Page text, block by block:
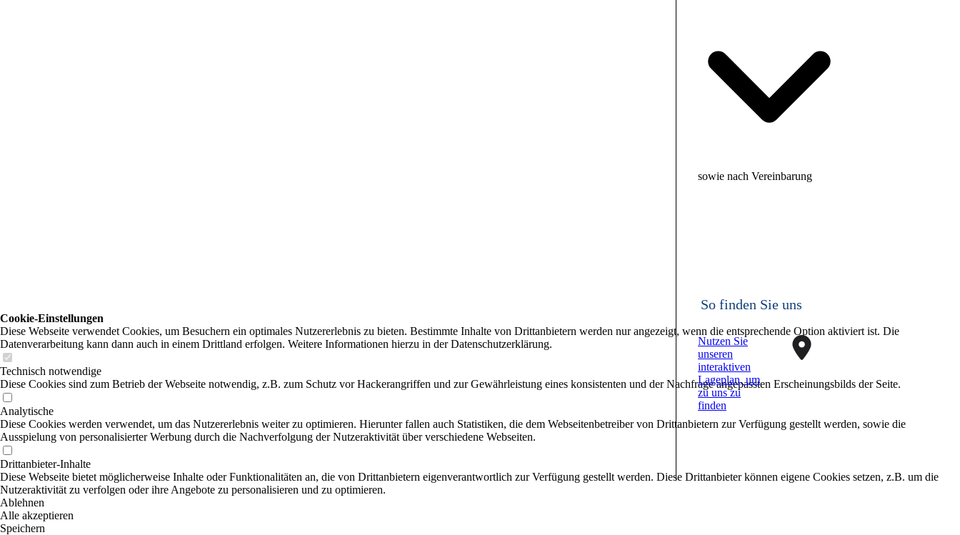
sowie nach Vereinbarung
So finden Sie uns
Nutzen Sie
unseren
interaktiven
La­ge­plan, um
zu uns zu
finden
Cookie-Einstellungen
Diese Webseite verwendet Cookies, um Besuchern ein optimales Nutzererlebnis zu bieten. Bestimmte Inhalte von Drittanbietern werden nur angezeigt, wenn die entsprechende Option aktiviert ist. Die
Datenverarbeitung kann dann auch in einem Drittland erfolgen. Weitere Informationen hierzu in der Datenschutzerklärung.
Technisch notwendige
Diese Cookies sind zum Betrieb der Webseite notwendig, z.B. zum Schutz vor Hackerangriffen und zur Gewährleistung eines konsistenten und der Nachfrage angepassten Erscheinungsbilds der Seite.
Analytische
Diese Cookies werden verwendet, um das Nutzererlebnis weiter zu optimieren. Hierunter fallen auch Statistiken, die dem Webseitenbetreiber von Drittanbietern zur Verfügung gestellt werden, sowie die
Ausspielung von personalisierter Werbung durch die Nachverfolgung der Nutzeraktivität über verschiedene Webseiten.
Drittanbieter-Inhalte
Diese Webseite bietet möglicherweise Inhalte oder Funktionalitäten an, die von Drittanbietern eigenverantwortlich zur Verfügung gestellt werden. Diese Drittanbieter können eigene Cookies setzen, z.B. um die
Nutzeraktivität zu verfolgen oder ihre Angebote zu personalisieren und zu optimieren.
Ablehnen
Alle akzeptieren
Speichern